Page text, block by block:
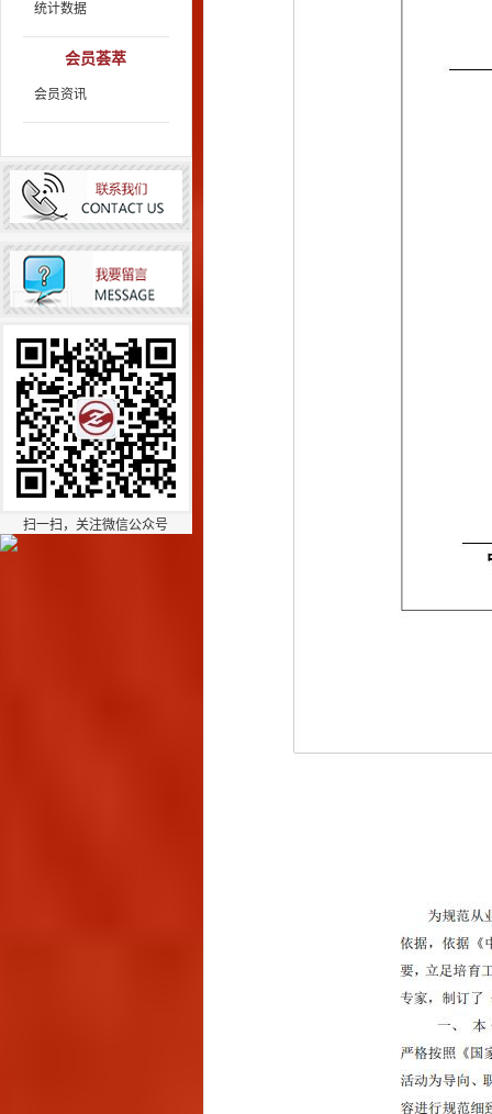
统计数据
会员荟萃
会员资讯
扫一扫，关注微信公众号